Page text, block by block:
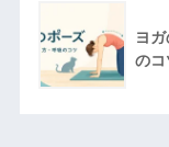
ヨ
のコ